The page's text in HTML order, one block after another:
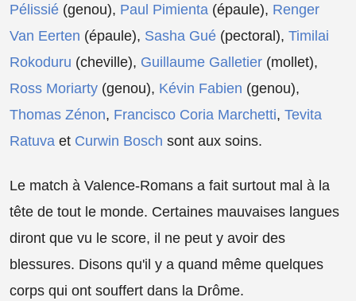
Pélissié (genou), Paul Pimienta (épaule), Renger
Van Eerten (épaule), Sasha Gué (pectoral), Timilai
Rokoduru (cheville), Guillaume Galletier (mollet),
Ross Moriarty (genou), Kévin Fabien (genou),
Thomas Zénon, Francisco Coria Marchetti, Tevita
Ratuva et Curwin Bosch sont aux soins.
Le match à Valence-Romans a fait surtout mal à la
tête de tout le monde. Certaines mauvaises langues
diront que vu le score, il ne peut y avoir des
blessures. Disons qu'il y a quand même quelques
corps qui ont souffert dans la Drôme.